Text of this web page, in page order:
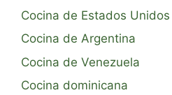
Cocina de Estados Unidos
Cocina de Argentina
Cocina de Venezuela
Cocina dominicana